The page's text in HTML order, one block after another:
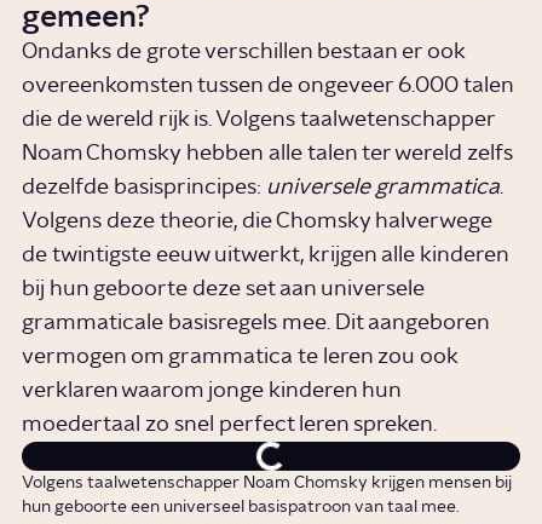
gemeen?
Ondanks de grote verschillen bestaan er ook
overeenkomsten tussen de ongeveer 6.000 talen
die de wereld rijk is. Volgens taalwetenschapper
Noam Chomsky hebben alle talen ter wereld zelfs
dezelfde basisprincipes: universele grammatica.
Volgens deze theorie, die Chomsky halverwege
de twintigste eeuw uitwerkt, krijgen alle kinderen
bij hun geboorte deze set aan universele
grammaticale basisregels mee. Dit aangeboren
vermogen om grammatica te leren zou ook
verklaren waarom jonge kinderen hun
moedertaal zo snel perfect leren spreken.
Volgens taalwetenschapper Noam Chomsky krijgen mensen bij
hun geboorte een universeel basispatroon van taal mee.